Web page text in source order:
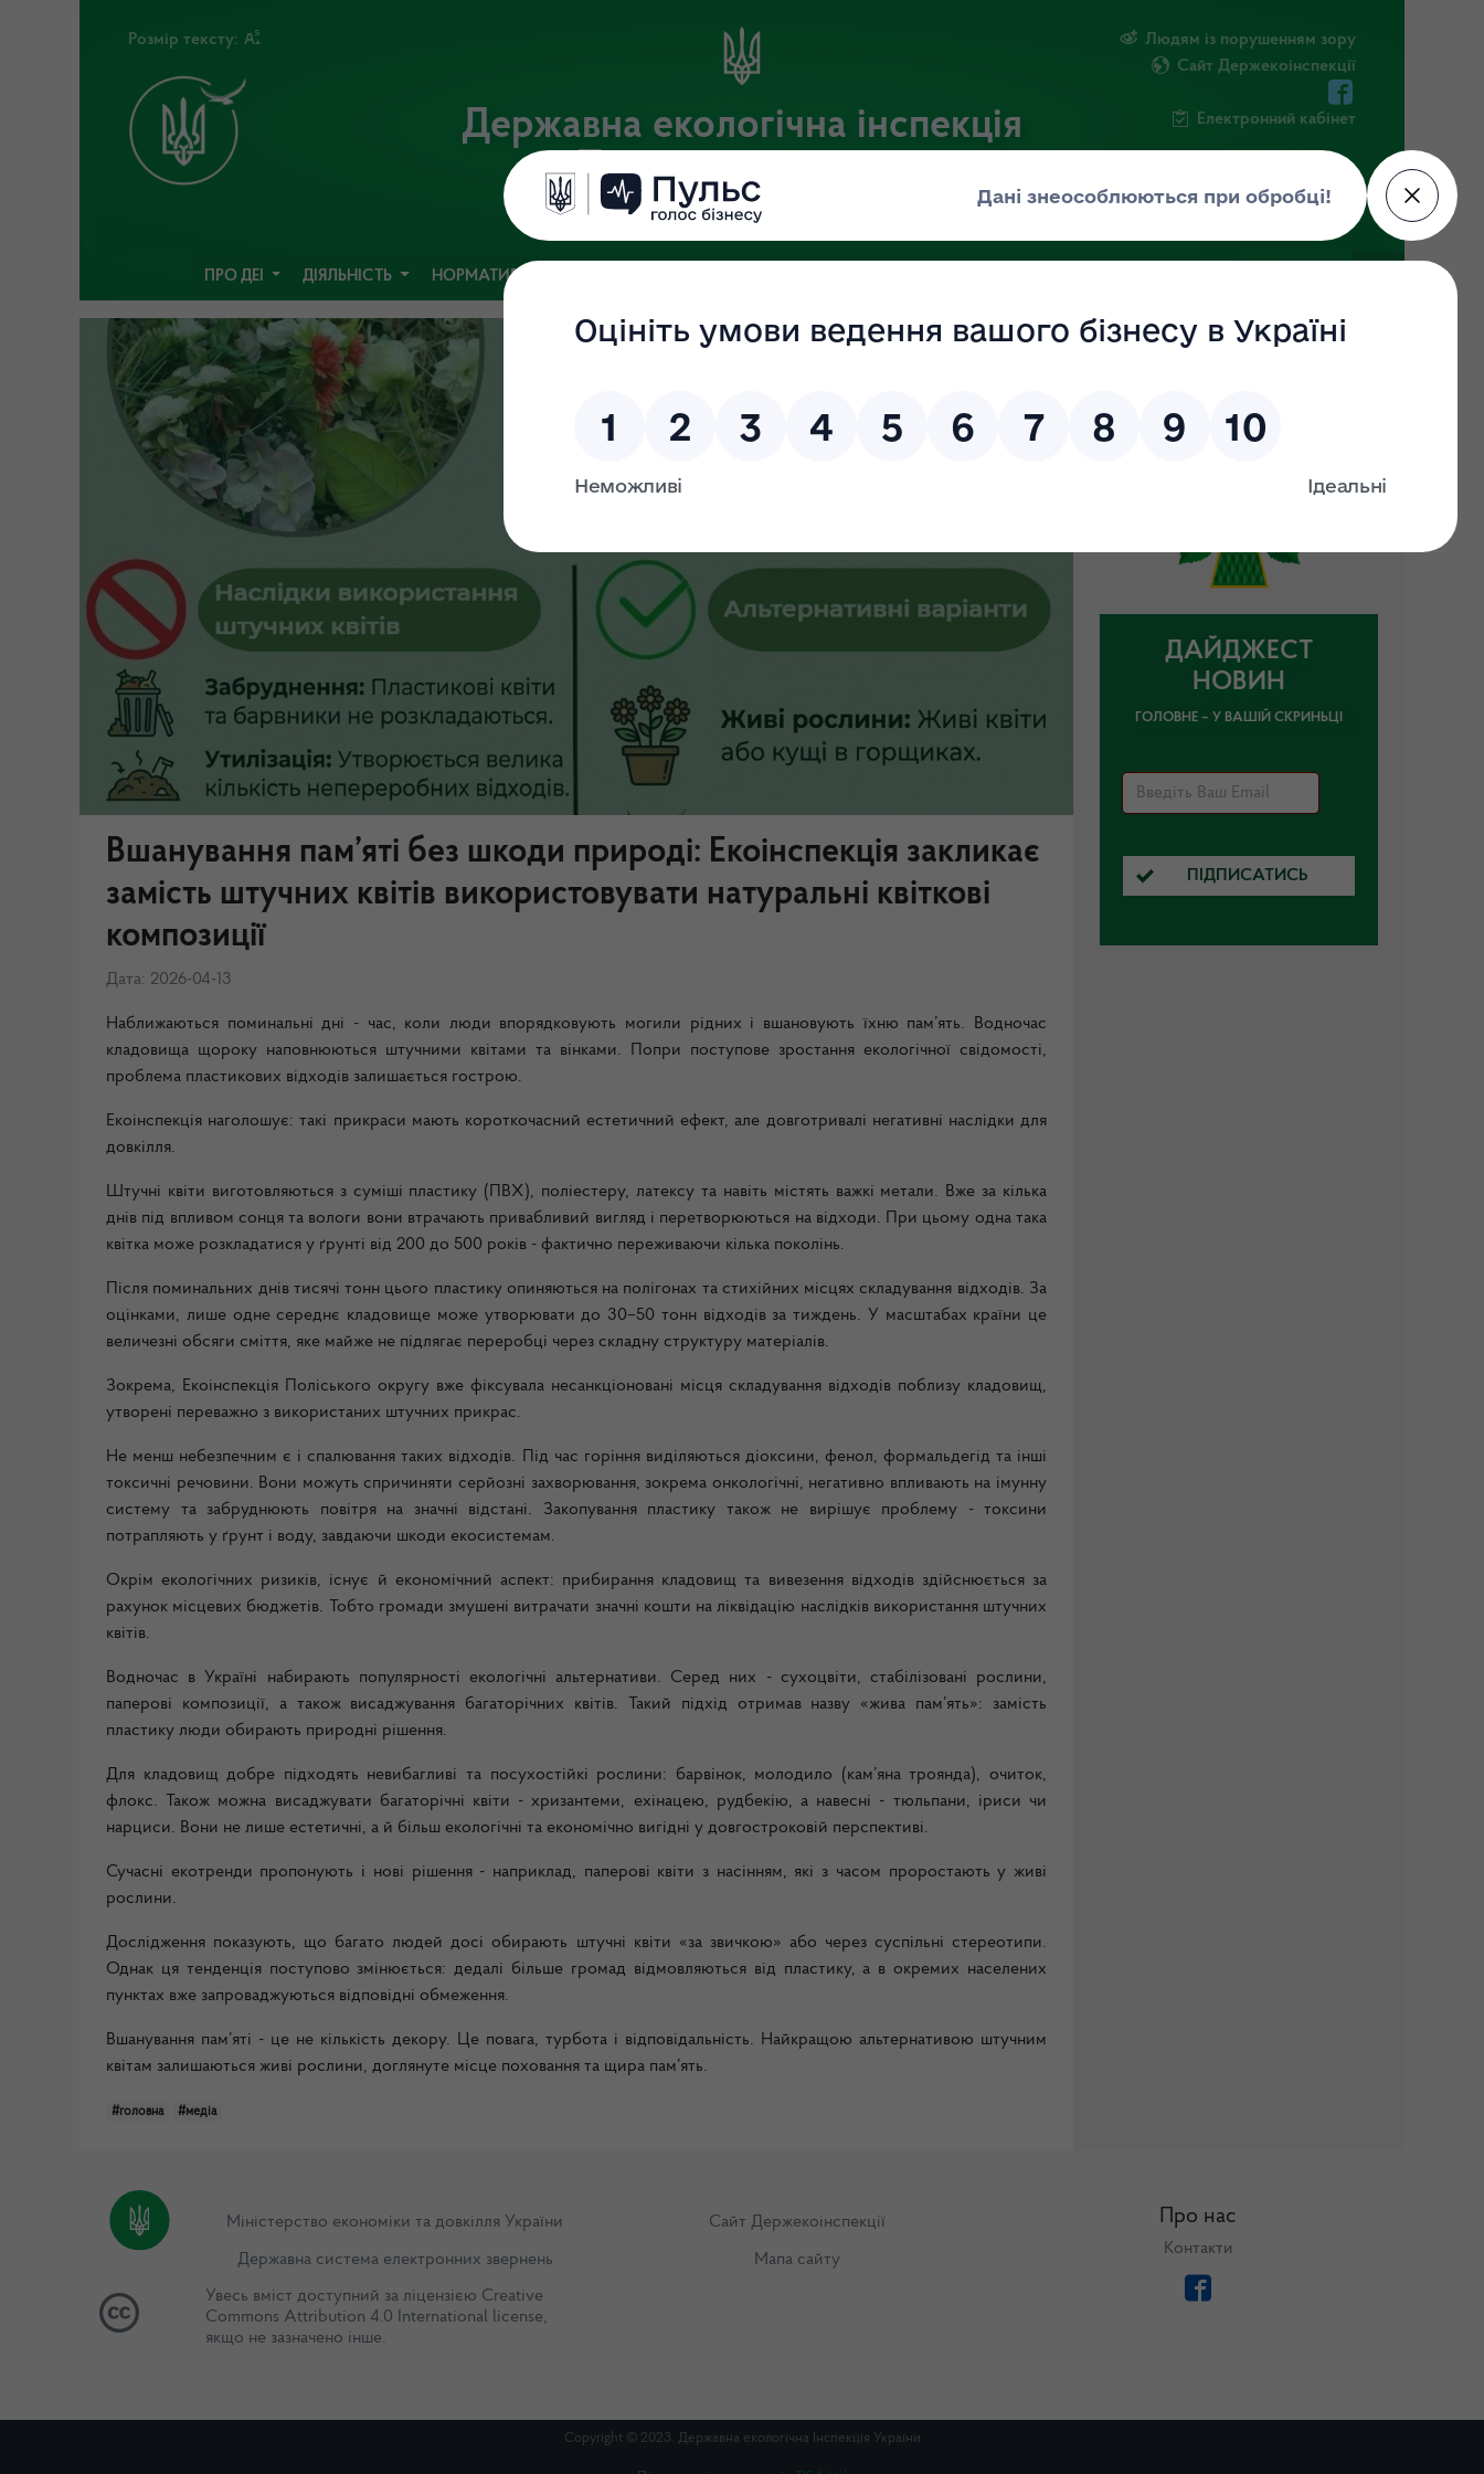
Розмір тексту:
Державна екологічна інспекція
Поліського округу
Офіційний веб-портал
Людям із порушенням зору
Сайт Держекоінспекції
Електронний кабінет
ПРО ДЕІ ДІЯЛЬНІСТЬ НОРМАТИВНА БАЗА
Вшанування пам’яті без шкоди природі: Екоінспекція закликає
замість штучних квітів використовувати натуральні квіткові
композиції
Дата: 2026-04-13
Наближаються поминальні дні - час, коли люди впорядковують могили рідних і вшановують їхню пам’ять. Водночас
кладовища щороку наповнюються штучними квітами та вінками. Попри поступове зростання екологічної свідомості,
проблема пластикових відходів залишається гострою.
Екоінспекція наголошує: такі прикраси мають короткочасний естетичний ефект, але довготривалі негативні наслідки для
довкілля.
Штучні квіти виготовляються з суміші пластику (ПВХ), поліестеру, латексу та навіть містять важкі метали. Вже за кілька
днів під впливом сонця та вологи вони втрачають привабливий вигляд і перетворюються на відходи. При цьому одна така
квітка може розкладатися у ґрунті від 200 до 500 років - фактично переживаючи кілька поколінь.
Після поминальних днів тисячі тонн цього пластику опиняються на полігонах та стихійних місцях складування відходів. За
оцінками, лише одне середнє кладовище може утворювати до 30–50 тонн відходів за тиждень. У масштабах країни це
величезні обсяги сміття, яке майже не підлягає переробці через складну структуру матеріалів.
Зокрема, Екоінспекція Поліського округу вже фіксувала несанкціоновані місця складування відходів поблизу кладовищ,
утворені переважно з використаних штучних прикрас.
Не менш небезпечним є і спалювання таких відходів. Під час горіння виділяються діоксини, фенол, формальдегід та інші
токсичні речовини. Вони можуть спричиняти серйозні захворювання, зокрема онкологічні, негативно впливають на імунну
систему та забруднюють повітря на значні відстані. Закопування пластику також не вирішує проблему - токсини
потрапляють у ґрунт і воду, завдаючи шкоди екосистемам.
Окрім екологічних ризиків, існує й економічний аспект: прибирання кладовищ та вивезення відходів здійснюється за
рахунок місцевих бюджетів. Тобто громади змушені витрачати значні кошти на ліквідацію наслідків використання штучних
квітів.
Водночас в Україні набирають популярності екологічні альтернативи. Серед них - сухоцвіти, стабілізовані рослини,
паперові композиції, а також висаджування багаторічних квітів. Такий підхід отримав назву «жива пам’ять»: замість
пластику люди обирають природні рішення.
Для кладовищ добре підходять невибагливі та посухостійкі рослини: барвінок, молодило (кам’яна троянда), очиток,
флокс. Також можна висаджувати багаторічні квіти - хризантеми, ехінацею, рудбекію, а навесні - тюльпани, іриси чи
нарциси. Вони не лише естетичні, а й більш екологічні та економічно вигідні у довгостроковій перспективі.
Сучасні екотренди пропонують і нові рішення - наприклад, паперові квіти з насінням, які з часом проростають у живі
рослини.
Дослідження показують, що багато людей досі обирають штучні квіти «за звичкою» або через суспільні стереотипи.
Однак ця тенденція поступово змінюється: дедалі більше громад відмовляються від пластику, а в окремих населених
пунктах вже запроваджуються відповідні обмеження.
Вшанування пам’яті - це не кількість декору. Це повага, турбота і відповідальність. Найкращою альтернативою штучним
квітам залишаються живі рослини, доглянуте місце поховання та щира пам’ять.
#головна #медіа
ДАЙДЖЕСТ
НОВИН
ГОЛОВНЕ – У ВАШІЙ СКРИНЬЦІ
ПІДПИСАТИСЬ
Міністерство економіки та довкілля України
Державна система електронних звернень
Увесь вміст доступний за ліцензією Creative
Commons Attribution 4.0 International license,
якщо не зазначено інше.
Сайт Держекоінспекції
Мапа сайту
Про нас
Контакти
Copyright © 2023. Державна екологічна Інспекція України